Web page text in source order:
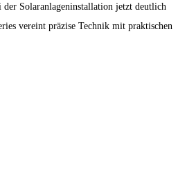
Solaranlageninstallation jetzt deutlich
vereint präzise Technik mit praktischen